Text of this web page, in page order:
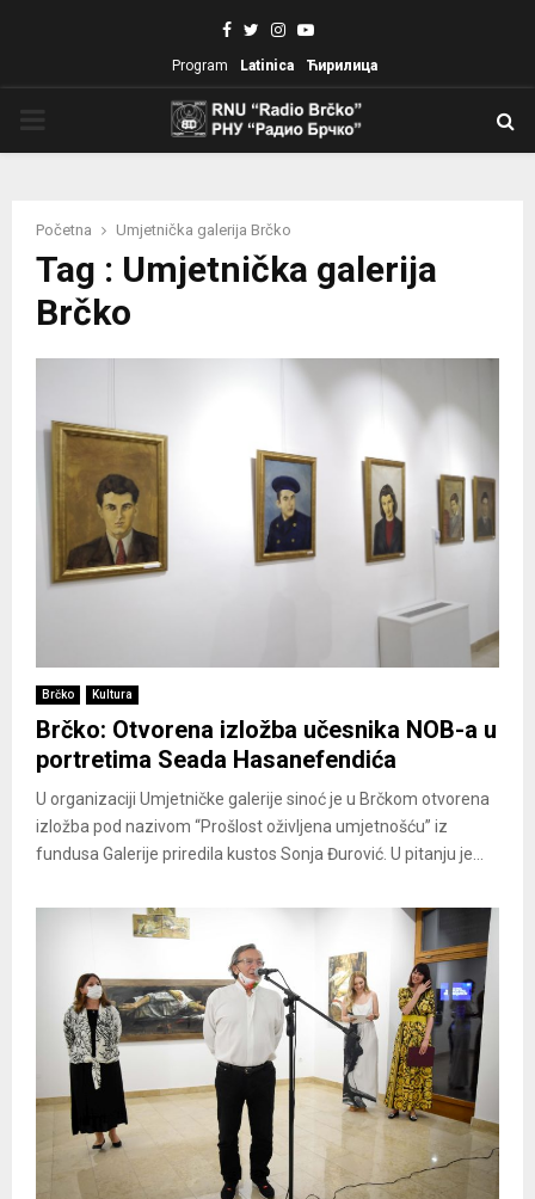
Facebook
TwitterInstagram
Youtube
Program Latinica Ћирилица
Početna Umjetnička galerija Brčko
Tag : Umjetnička galerija
Brčko
Brčko Kultura
Brčko: Otvorena izložba učesnika NOB-a u
portretima Seada Hasanefendića
U organizaciji Umjetničke galerije sinoć je u Brčkom otvorena
izložba pod nazivom “Prošlost oživljena umjetnošću” iz
fundusa Galerije priredila kustos Sonja Đurović. U pitanju je...